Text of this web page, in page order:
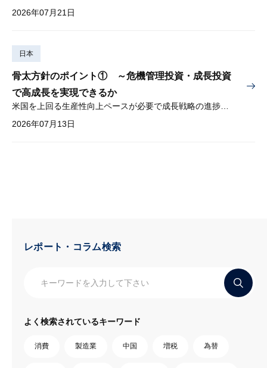
2026年07月21日
日本
骨太方針のポイント① ～危機管理投資・成長投資
で高成長を実現できるか
米国を上回る生産性向上ペースが必要で成長戦略の進捗管理も課題
2026年07月13日
レポート・コラム検索
よく検索されているキーワード
消費 製造業 中国 増税 為替